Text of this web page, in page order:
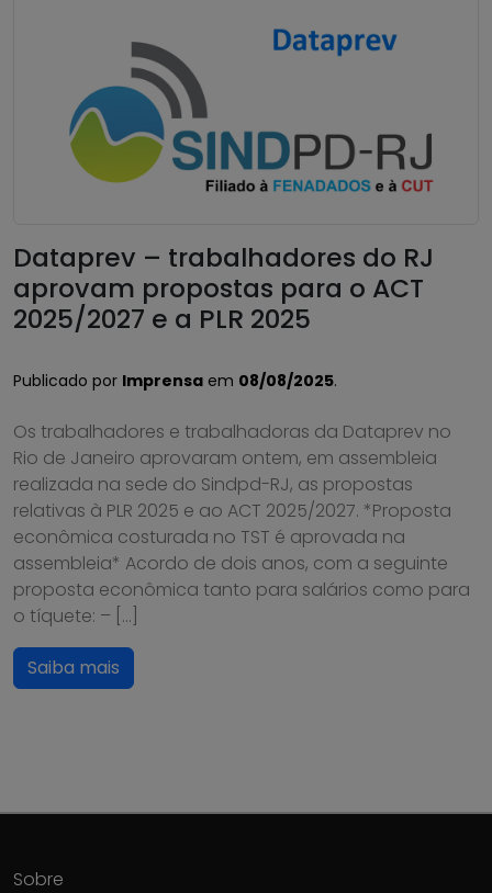
Dataprev – trabalhadores do RJ
aprovam propostas para o ACT
2025/2027 e a PLR 2025
Publicado por Imprensa em 08/08/2025.
Os trabalhadores e trabalhadoras da Dataprev no
Rio de Janeiro aprovaram ontem, em assembleia
realizada na sede do Sindpd-RJ, as propostas
relativas à PLR 2025 e ao ACT 2025/2027. *Proposta
econômica costurada no TST é aprovada na
assembleia* Acordo de dois anos, com a seguinte
proposta econômica tanto para salários como para
o tíquete: – […]
Saiba mais
Sobre